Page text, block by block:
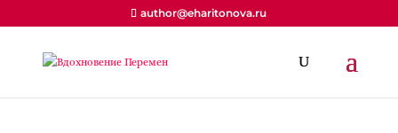
author@eharitonova.ru